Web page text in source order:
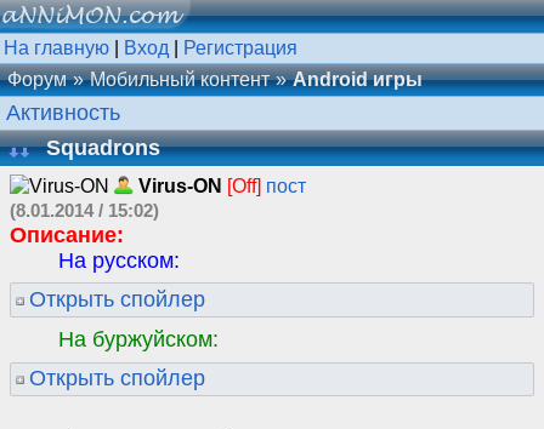
На главную Вход
Регистрация
Форум
Мобильный контент Android игры
Активность
Squadrons
Virus-ON [Off] пост
(8.01.2014 / 15:02)
Описание:
На русском:
Открыть спойлер
На буржуйском:
Открыть спойлер